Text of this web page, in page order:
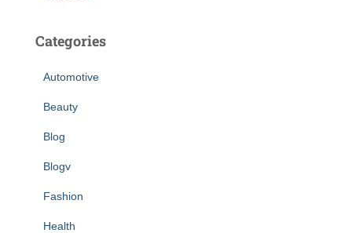
Categories
Automotive
Beauty
Blog
Blogv
Fashion
Health